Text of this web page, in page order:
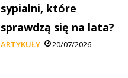
sypialni, które
sprawdzą się na lata?
ARTYKUŁY 20/07/2026